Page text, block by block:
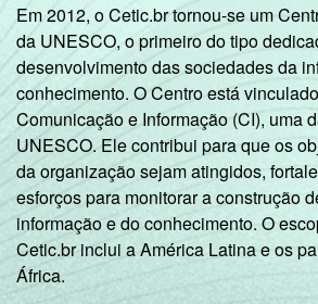
Em 2012, o Cetic.br tornou-se um
da UNESCO, o primeiro do tipo
desenvolvimento das sociedades da
conhecimento. O Centro está
Comunicação e Informação (CI), uma
UNESCO. Ele contribui para que os
da organização sejam atingidos,
esforços para monitorar a construção
informação e do conhecimento. O
Cetic.br inclui a América Latina e os
África.